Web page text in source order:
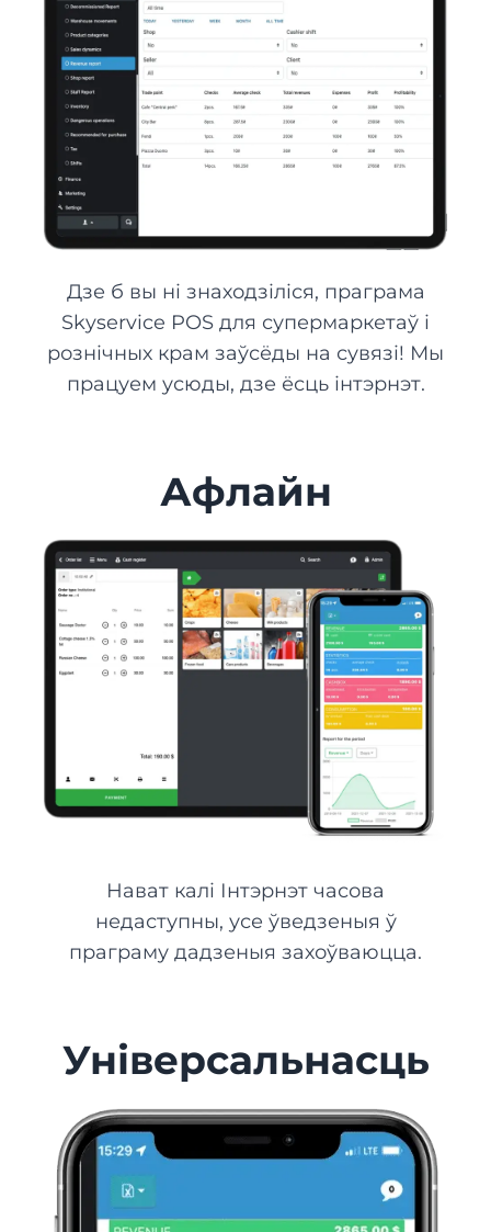
Дзе б вы ні знаходзіліся, праграма
Skyservice POS для супермаркетаў і
рознічных крам заўсёды на сувязі! Мы
працуем усюды, дзе ёсць інтэрнэт.
Афлайн
Нават калі Інтэрнэт часова
недаступны, усе ўведзеныя ў
праграму дадзеныя захоўваюцца.
Універсальнасць